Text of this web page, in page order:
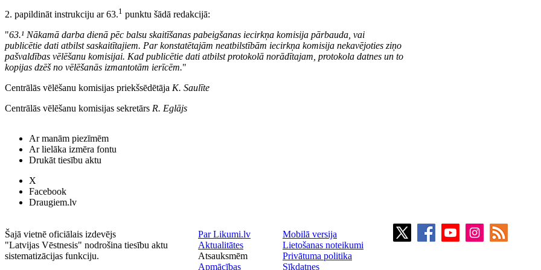
2. papildināt instrukciju ar 63.1 punktu šādā redakcijā:
"63.¹ Nākamā darba dienā pēc balsu skaitīšanas pabeigšanas iecirkņa komisija pārbauda, vai
publicētie dati atbilst saskaitītajiem. Par konstatētajām neatbilstībām iecirkņa komisija nekavējoties ziņo
pašvaldības vēlēšanu komisijai. Kad publicētie dati atbilst protokolā norādītajam, protokola datnes un to
kopijas dzēš no vēlēšanās izmantotām ierīcēm."
Centrālās vēlēšanu komisijas priekšsēdētāja K. Saulīte
Centrālās vēlēšanu komisijas sekretārs R. Eglājs
Ar manām piezīmēm
Ar lielāka izmēra fontu
Drukāt tiesību aktu
X
Facebook
Draugiem.lv
Šajā vietnē oficiālais izdevējs
"Latvijas Vēstnesis" nodrošina tiesību aktu
sistematizācijas funkciju.
Par Likumi.lv
Aktualitātes
Atsauksmēm
Apmācības
Mobilā versija
Lietošanas noteikumi
Privātuma politika
Sīkdatnes